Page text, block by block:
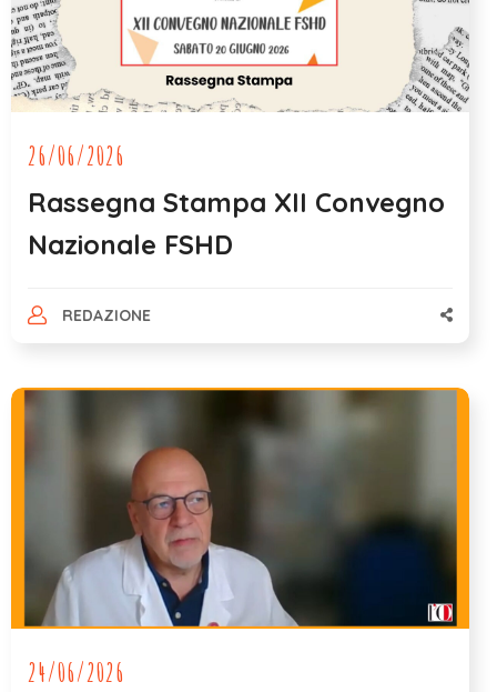
26/06/2026
Rassegna Stampa XII Convegno
Nazionale FSHD
REDAZIONE
24/06/2026